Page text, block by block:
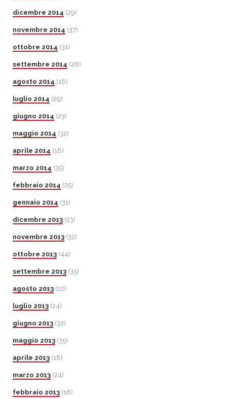
dicembre 2014 (29)
novembre 2014 (37)
ottobre 2014 (31)
settembre 2014 (28)
agosto 2014 (18)
luglio 2014 (29)
giugno 2014 (23)
maggio 2014 (32)
aprile 2014 (18)
marzo 2014 (35)
febbraio 2014 (25)
gennaio 2014 (31)
dicembre 2013 (23)
novembre 2013 (32)
ottobre 2013 (44)
settembre 2013 (35)
agosto 2013 (22)
luglio 2013 (24)
giugno 2013 (32)
maggio 2013 (35)
aprile 2013 (18)
marzo 2013 (24)
febbraio 2013 (18)